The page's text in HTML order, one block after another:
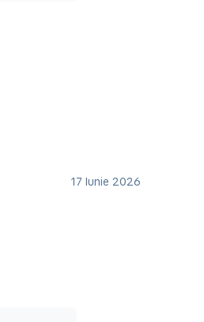
17 Iunie 2026